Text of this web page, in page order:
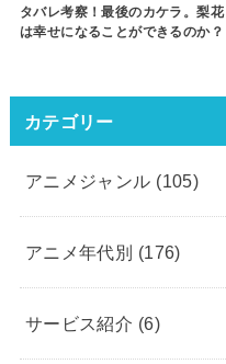
タバレ考察！最後のカケラ。梨花
は幸せになることができるのか？
カテゴリー
アニメジャンル (105)
アニメ年代別 (176)
サービス紹介 (6)